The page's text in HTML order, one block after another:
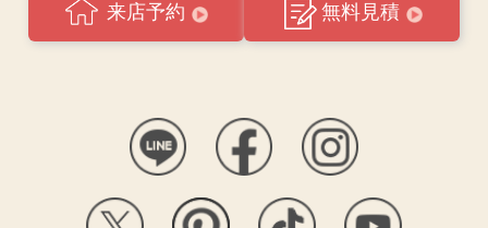
来店予約 無料見積